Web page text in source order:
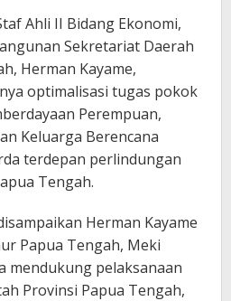
Ahli II Bidang Ekonomi,
Sekretariat Daerah
Herman Kayame,
optimalisasi tugas pokok
Perempuan,
Keluarga Berencana
terdepan perlindungan
Tengah.
Herman Kayame
Papua Tengah, Meki
mendukung pelaksanaan
Provinsi Papua Tengah,